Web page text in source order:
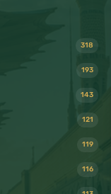
318
193
143
121
119
116